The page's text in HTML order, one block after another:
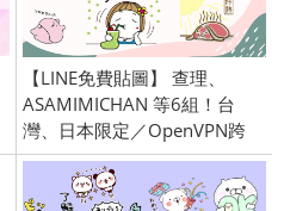
【LINE免費貼圖】 查理、
ASAMIMICHAN 等6組！台
灣、日本限定／OpenVPN跨
區、加好友、綁門號／
2023/7/25